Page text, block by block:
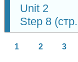
Unit 2
Step 8
1 2 3